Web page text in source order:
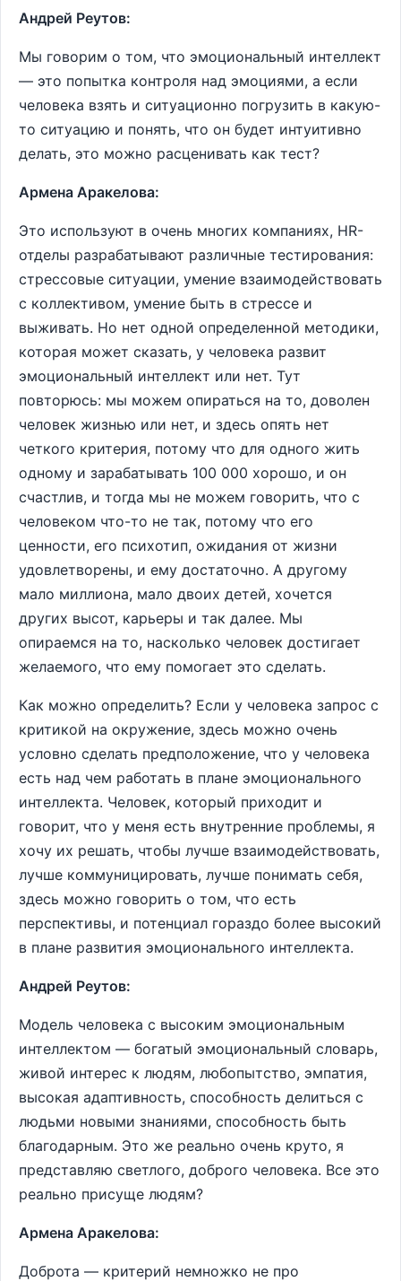
Андрей Реутов:
Мы говорим о том, что эмоциональный интеллект
— это попытка контроля над эмоциями, а если
человека взять и ситуационно погрузить в какую-
то ситуацию и понять, что он будет интуитивно
делать, это можно расценивать как тест?
Армена Аракелова:
Это используют в очень многих компаниях, HR-
отделы разрабатывают различные тестирования:
стрессовые ситуации, умение взаимодействовать
с коллективом, умение быть в стрессе и
выживать. Но нет одной определенной методики,
которая может сказать, у человека развит
эмоциональный интеллект или нет. Тут
повторюсь: мы можем опираться на то, доволен
человек жизнью или нет, и здесь опять нет
четкого критерия, потому что для одного жить
одному и зарабатывать 100 000 хорошо, и он
счастлив, и тогда мы не можем говорить, что с
человеком что-то не так, потому что его
ценности, его психотип, ожидания от жизни
удовлетворены, и ему достаточно. А другому
мало миллиона, мало двоих детей, хочется
других высот, карьеры и так далее. Мы
опираемся на то, насколько человек достигает
желаемого, что ему помогает это сделать.
Как можно определить? Если у человека запрос с
критикой на окружение, здесь можно очень
условно сделать предположение, что у человека
есть над чем работать в плане эмоционального
интеллекта. Человек, который приходит и
говорит, что у меня есть внутренние проблемы, я
хочу их решать, чтобы лучше взаимодействовать,
лучше коммуницировать, лучше понимать себя,
здесь можно говорить о том, что есть
перспективы, и потенциал гораздо более высокий
в плане развития эмоционального интеллекта.
Андрей Реутов:
Модель человека с высоким эмоциональным
интеллектом — богатый эмоциональный словарь,
живой интерес к людям, любопытство, эмпатия,
высокая адаптивность, способность делиться с
людьми новыми знаниями, способность быть
благодарным. Это же реально очень круто, я
представляю светлого, доброго человека. Все это
реально присуще людям?
Армена Аракелова:
Доброта — критерий немножко не про